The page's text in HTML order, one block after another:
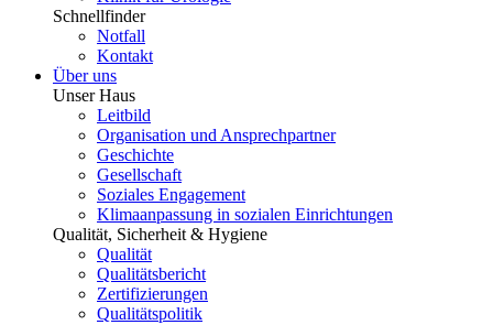
Schnellfinder
Notfall
Kontakt
Über uns
Unser Haus
Leitbild
Organisation und Ansprechpartner
Geschichte
Gesellschaft
Soziales Engagement
Klimaanpassung in sozialen Einrichtungen
Qualität, Sicherheit & Hygiene
Qualität
Qualitätsbericht
Zertifizierungen
Qualitätspolitik